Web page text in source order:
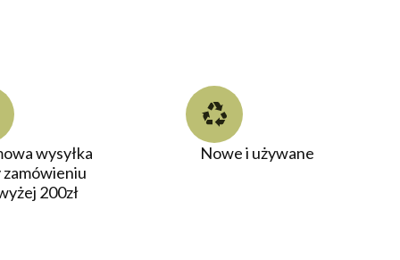
wysyłka
zamówieniu
200zł
Nowe i używane